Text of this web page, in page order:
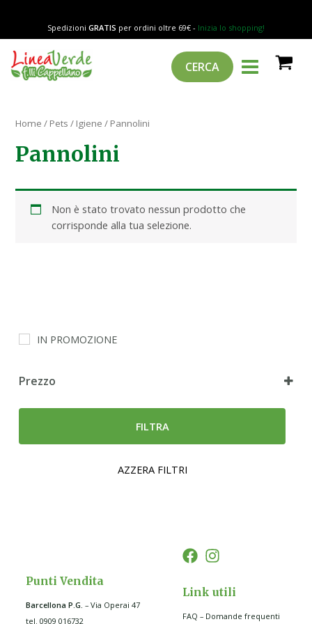
contenuto
Spedizioni GRATIS per ordini oltre 69€ - Inizia lo shopping!
CERCA
MAIN
MENU
IN PROMOZIONE
Prezzo
FILTRA
AZZERA FILTRI
Home / Pets / Igiene / Pannolini
Pannolini
Non è stato trovato nessun prodotto che
corrisponde alla tua selezione.
Punti Vendita
Barcellona P.G – Via Operai 47
tel. 0909 016732
Link utili
FAQ – Domande frequenti